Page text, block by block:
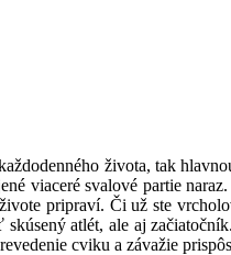
života, tak
viaceré svalové partie
pripraví. Či už ste
atlét, ale aj
cviku a závažie